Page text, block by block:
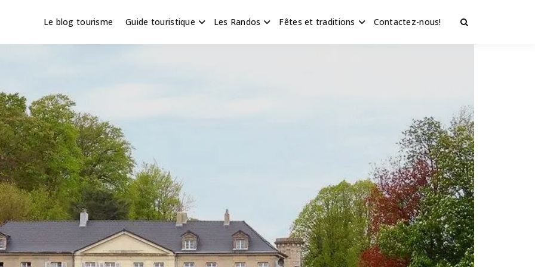
en Hauts de France
Le blog tourisme Guide touristique Les Randos Fêtes et traditions Contactez-nous!